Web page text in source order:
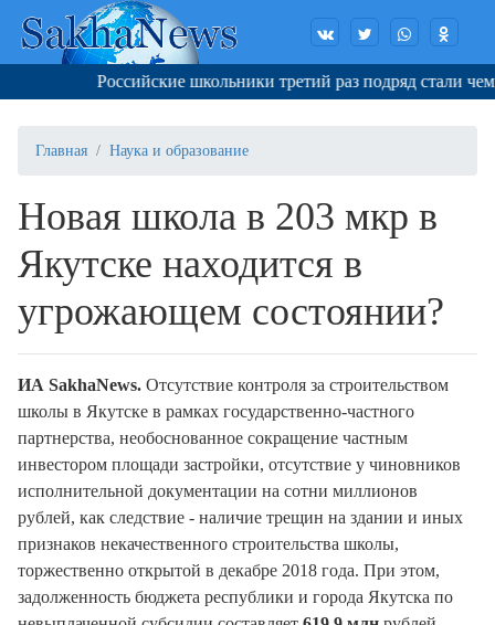
Российские школьники третий раз подряд стали
Главная Наука и образование
Новая школа в 203 мкр в
Якутске находится в
угрожающем состоянии?
ИА SakhaNews. Отсутствие контроля за строительством
школы в Якутске в рамках государственно-частного
партнерства, необоснованное сокращение частным
инвестором площади застройки, отсутствие у чиновников
исполнительной документации на сотни миллионов
рублей, как следствие - наличие трещин на здании и иных
признаков некачественного строительства школы,
торжественно открытой в декабре 2018 года. При этом,
задолженность бюджета республики и города Якутска по